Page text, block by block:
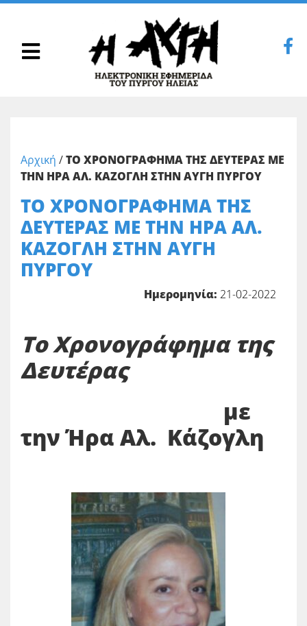
Αρχική /ΤΟ ΧΡΟΝΟΓΡΑΦΗΜΑ ΤΗΣ ΔΕΥΤΕΡΑΣ ΜΕ
ΤΗΝ ΗΡΑ ΑΛ. ΚΑΖΟΓΛΗ ΣΤΗΝ ΑΥΓΗ ΠΥΡΓΟΥ
ΤΟ ΧΡΟΝΟΓΡΑΦΗΜΑ ΤΗΣ
ΔΕΥΤΕΡΑΣ ΜΕ ΤΗΝ ΗΡΑ ΑΛ.
ΚΑΖΟΓΛΗ ΣΤΗΝ ΑΥΓΗ
ΠΥΡΓΟΥ
Ημερομηνία: 21-02-2022
Το Χρονογράφημα της
Δευτέρας
με
την Ήρα Αλ. Κάζογλη